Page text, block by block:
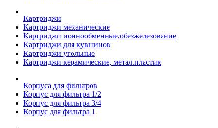
Картриджи
Картриджи механические
Картриджи ионнообменные,обезжелезование
Картриджи для кувшинов
Картриджи угольные
Картриджи керамические, метал.пластик
Корпуса для фильтров
Корпус для фильтра 1/2
Корпус для фильтра 3/4
Корпус для фильтра 1